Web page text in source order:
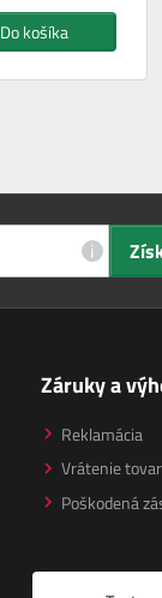
Do košíka
i
Záruky a
Reklamácia
Vrátenie
Poškodená